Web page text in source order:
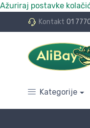
Ažuriraj postavke
Kontakt 01
24 rate bez kamata
Kategorije